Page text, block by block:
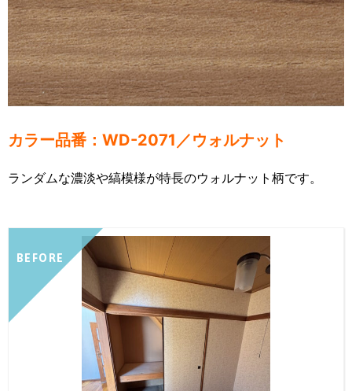
カラー品番：WD-2071／ウォルナット
ランダムな濃淡や縞模様が特長のウォルナット柄です。
BEFORE